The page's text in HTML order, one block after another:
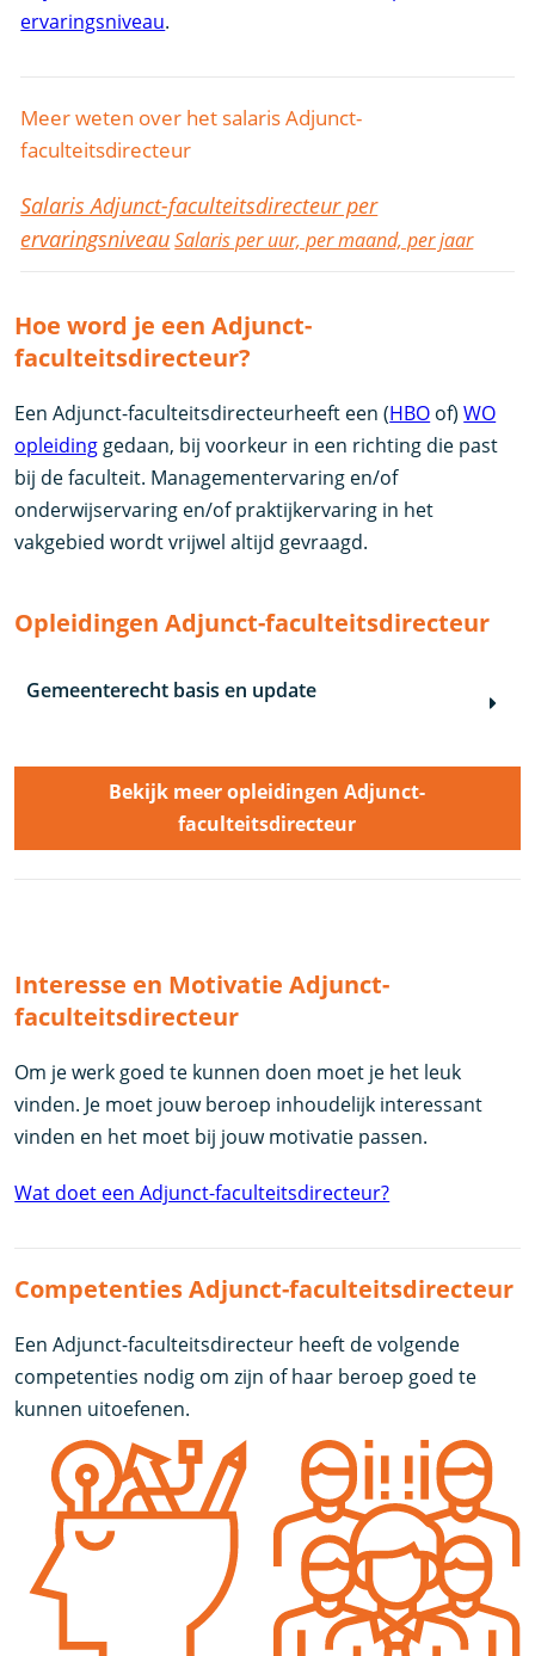
ervaringsniveau.
Meer weten over het salaris Adjunct-
faculteitsdirecteur
Salaris Adjunct-faculteitsdirecteur per
ervaringsniveauSalaris per uur, per maand, per jaar
Hoe word je een Adjunct-
faculteitsdirecteur?
Een Adjunct-faculteitsdirecteurheeft een (HBO of)WO
opleiding gedaan, bij voorkeur in een richting die past
bij de faculteit. Managementervaring en/of
onderwijservaring en/of praktijkervaring in het
vakgebied wordt vrijwel altijd gevraagd.
Opleidingen Adjunct-faculteitsdirecteur
Gemeenterecht basis en update
Bekijk meer opleidingen Adjunct-
faculteitsdirecteur
Interesse en Motivatie Adjunct-
faculteitsdirecteur
Om je werk goed te kunnen doen moet je het leuk
vinden. Je moet jouw beroep inhoudelijk interessant
vinden en het moet bij jouw motivatie passen.
Wat doet een Adjunct-faculteitsdirecteur?
Competenties Adjunct-faculteitsdirecteur
Een Adjunct-faculteitsdirecteur heeft de volgende
competenties nodig om zijn of haar beroep goed te
kunnen uitoefenen.